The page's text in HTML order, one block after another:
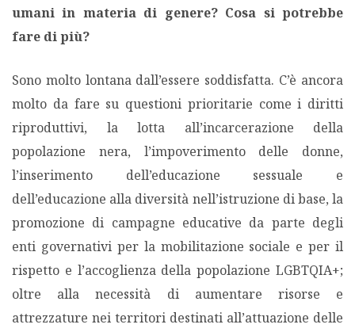
umani in materia di genere? Cosa si potrebbe
fare di più?
Sono molto lontana dall’essere soddisfatta. C’è ancora
molto da fare su questioni prioritarie come i diritti
riproduttivi, la lotta all’incarcerazione della
popolazione nera, l’impoverimento delle donne,
l’inserimento dell’educazione sessuale e
dell’educazione alla diversità nell’istruzione di base, la
promozione di campagne educative da parte degli
enti governativi per la mobilitazione sociale e per il
rispetto e l’accoglienza della popolazione LGBTQIA+;
oltre alla necessità di aumentare risorse e
attrezzature nei territori destinati all’attuazione delle